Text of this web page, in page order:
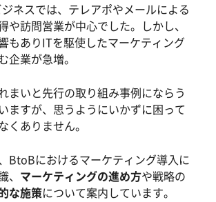
ネスでは、テレアポやメールによる
や訪問営業が中心でした。しかし、
もありITを駆使したマーケティング
企業が急増。
まいと先行の取り組み事例にならう
ますが、思うようにいかずに困って
くありません。
BtoBにおけるマーケティング導入に
マーケティングの進め方や戦略の
な施策について案内しています。